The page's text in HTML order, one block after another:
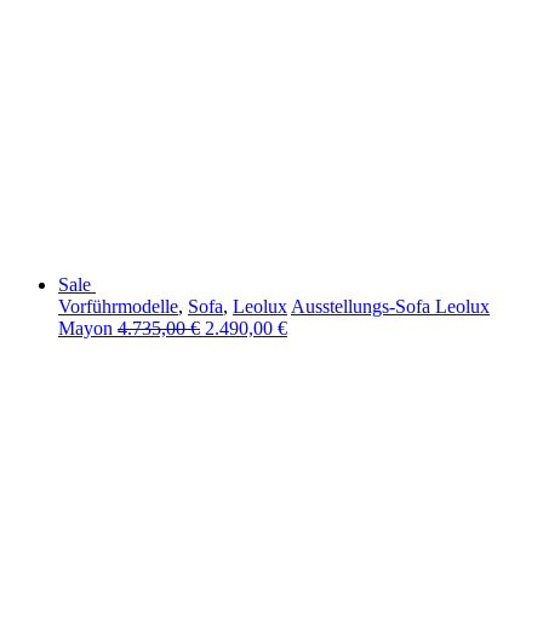
Sale
Vorführmodelle, Sofa, Leolux Ausstellungs-Sofa Leolux
Mayon 4.735,00€ 2.490,00 €